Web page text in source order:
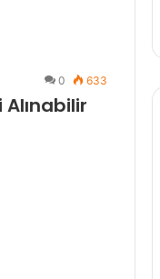
0 633
Alınabilir